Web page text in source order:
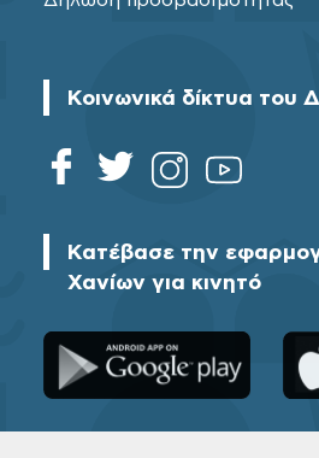
Κοινωνικά δίκτυα του
Κατέβασε την
Χανίων για κινητό